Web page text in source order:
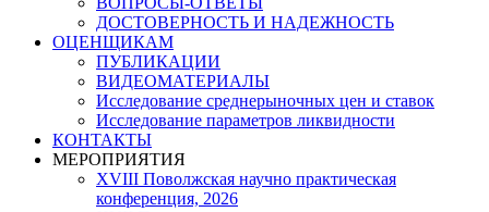
ДОСТОВЕРНОСТЬ И НАДЕЖНОСТЬ
ОЦЕНЩИКАМ
ПУБЛИКАЦИИ
ВИДЕОМАТЕРИАЛЫ
Исследование среднерыночных цен и ставок
Исследование параметров ликвидности
КОНТАКТЫ
МЕРОПРИЯТИЯ
XVIII Поволжская научно практическая
конференция, 2026